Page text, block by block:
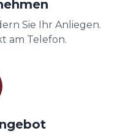
Sie Ihr Anliegen.
am Telefon.